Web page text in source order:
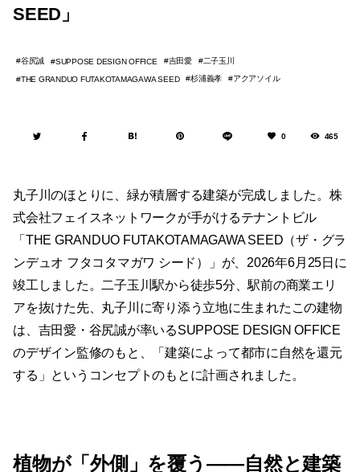
SEED」
谷尻誠 SUPPOSE DESIGN OFFICE 吉田愛 二子玉川
THE GRANDUO FUTAKOTAMAGAWA SEED 杉浦義孝 アクアソイル
0 465
丸子川のほとりに、緑が積層する建築が完成しました。株
式会社フェイスネットワークが手がけるテナントビル
「THE GRANDUO FUTAKOTAMAGAWA SEED（ザ・グラ
ンデュオ フタコタマガワ シード）」が、2026年6月25日に
竣工しました。二子玉川駅から徒歩5分、駅前の商業エリ
アを抜けた先、丸子川に寄り添う立地に生まれたこの建物
は、吉田愛・谷尻誠が率いるSUPPOSE DESIGN OFFICE
のデザイン監修のもと、「建築によって都市に自然を還元
する」というコンセプトのもとに計画されました。
植物が「外側」を覆う——自然と建築